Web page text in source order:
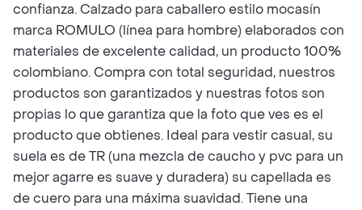
confianza. Calzado para caballero estilo mocasín
marca ROMULO (línea para hombre) elaborados con
materiales de excelente calidad, un producto 100%
colombiano. Compra con total seguridad, nuestros
productos son garantizados y nuestras fotos son
propias lo que garantiza que la foto que ves es el
producto que obtienes. Ideal para vestir casual, su
suela es de TR (una mezcla de caucho y pvc para un
mejor agarre es suave y duradera) su capellada es
de cuero para una máxima suavidad. Tiene una